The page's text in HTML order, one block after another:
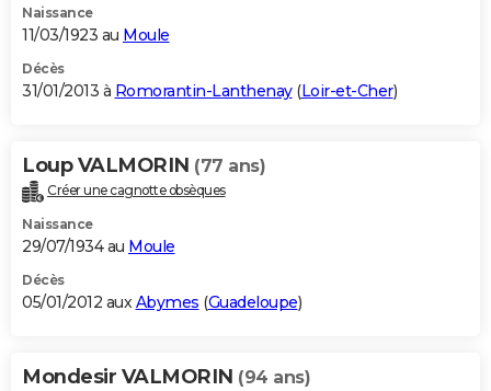
Naissance
11/03/1923 au Moule
Décès
31/01/2013 à Romorantin-Lanthenay(Loir-et-Cher)
Loup VALMORIN (77 ans)
Créer une cagnotte obsèques
Naissance
29/07/1934 au Moule
Décès
05/01/2012 auxAbymes (Guadeloupe)
Mondesir VALMORIN (94 ans)